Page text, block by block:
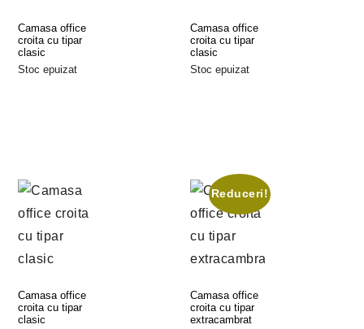
Camasa office
croita cu tipar
clasic
Stoc epuizat
Camasa office
croita cu tipar
clasic
Stoc epuizat
Camasa office
croita cu tipar
clasic
Reduceri!
Camasa office
croita cu tipar
extracambrat